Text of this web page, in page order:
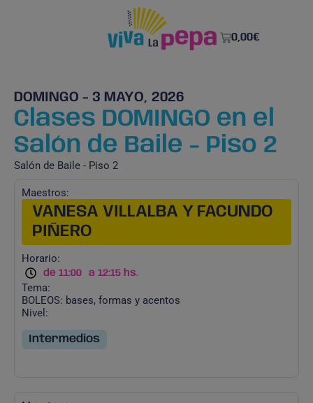
0,00€
DOMINGO - 3 MAYO, 2026
Clases DOMINGO en el
Salón de Baile - Piso 2
Salón de Baile - Piso 2
Maestros:
VANESA VILLALBA Y FACUNDO
PIÑERO
Horario:
de 11:00 a 12:15 hs.
Tema:
BOLEOS: bases, formas y acentos
Nivel:
Intermedios